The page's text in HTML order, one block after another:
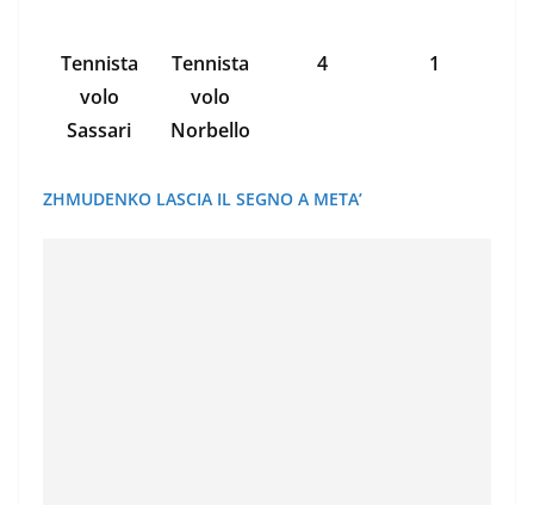
Tennista
volo
Sassari
Tennista
volo
Norbello
4 1
ZHMUDENKO LASCIA IL SEGNO A META’